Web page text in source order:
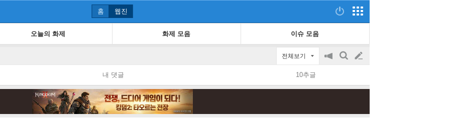
홈 웹진
오늘의 화제 화제 모음 이슈 모음
전체보기
공
on/off
검
글
쓰
내 댓글 10추글